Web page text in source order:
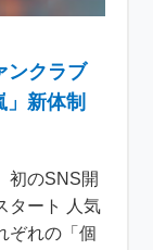
ンクラブ
新体制
初のSNS開
タート 人気
ぞれの「個